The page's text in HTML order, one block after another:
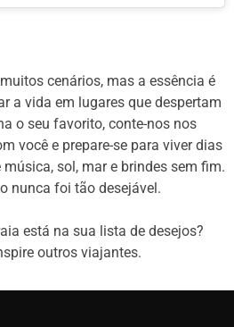
cenários, mas a essência é
a vida em lugares que despertam
o seu favorito, conte-nos nos
você e prepare-se para viver dias
sol, mar e brindes sem fim.
nunca foi tão desejável.
está na sua lista de desejos?
outros viajantes.